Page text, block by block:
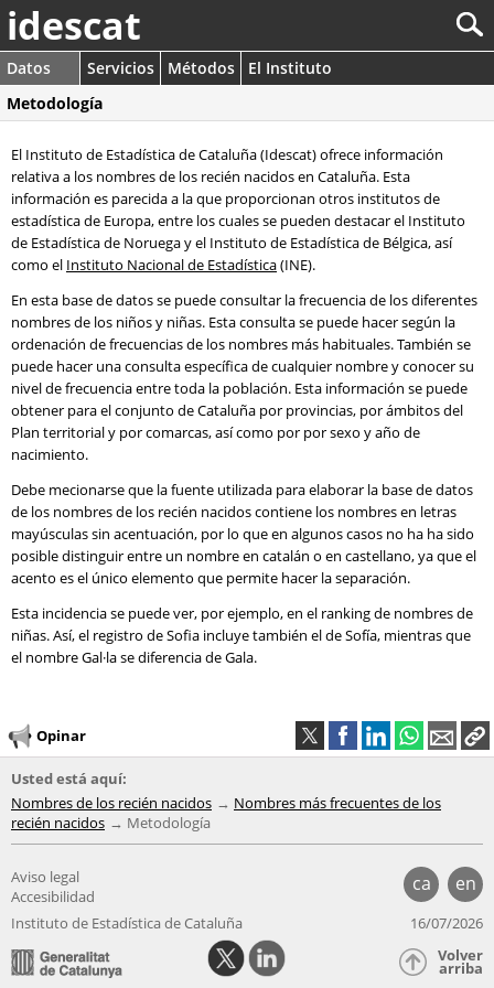
idescat
Datos Servicios Métodos
El Instituto
Metodología
El Instituto de Estadística de Cataluña (Idescat) ofrece información
relativa a los nombres de los recién nacidos en Cataluña. Esta
información es parecida a la que proporcionan otros institutos de
estadística de Europa, entre los cuales se pueden destacar el Instituto
de Estadística de Noruega y el Instituto de Estadística de Bélgica, así
como el Instituto Nacional de Estadística(INE).
En esta base de datos se puede consultar la frecuencia de los diferentes
nombres de los niños y niñas. Esta consulta se puede hacer según la
ordenación de frecuencias de los nombres más habituales. También se
puede hacer una consulta específica de cualquier nombre y conocer su
nivel de frecuencia entre toda la población. Esta información se puede
obtener para el conjunto de Cataluña por provincias, por ámbitos del
Plan territorial y por comarcas, así como por por sexo y año de
nacimiento.
Debe mecionarse que la fuente utilizada para elaborar la base de datos
de los nombres de los recién nacidos contiene los nombres en letras
mayúsculas sin acentuación, por lo que en algunos casos no ha ha sido
posible distinguir entre un nombre en catalán o en castellano, ya que el
acento es el único elemento que permite hacer la separación.
Esta incidencia se puede ver, por ejemplo, en el ranking de nombres de
niñas. Así, el registro de Sofia incluye también el de Sofía, mientras que
el nombre Gal·la se diferencia de Gala.
Opinar
Usted está aquí:
Nombres de los recién nacidos
Nombres más frecuentes de los
recién nacidos
Metodología
ca en
Aviso legal
Accesibilidad
Instituto de Estadística de Cataluña
16/07/2026
Volver
arriba